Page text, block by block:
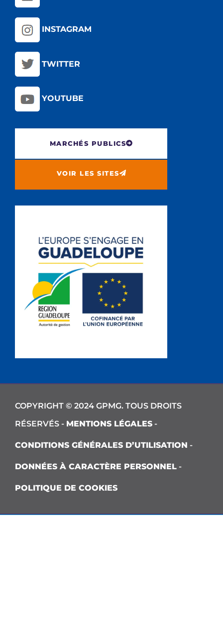
INSTAGRAM
TWITTER
YOUTUBE
MARCHÉS PUBLICS
VOIR LES SITES
COPYRIGHT © 2024 GPMG. TOUS DROITS
RÉSERVÉS - MENTIONS LÉGALES -
CONDITIONS GÉNÉRALES D’UTILISATION -
DONNÉES À CARACTÈRE PERSONNEL -
POLITIQUE DE COOKIES